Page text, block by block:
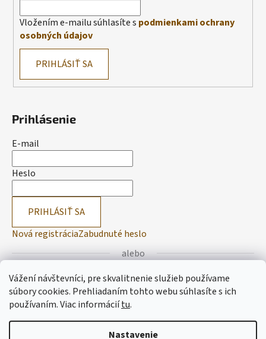
Vážení návštevníci, pre skvalitnenie služieb používame
súbory cookies. Prehliadaním tohto webu súhlasíte s ich
používaním.Viac informáciítu.
Nastavenie
Vložením e-mailu súhlasíte s podmienkami ochrany
osobných údajov
PRIHLÁSIŤ SA
Prihlásenie
E-mail
Heslo
PRIHLÁSIŤ SA
Nová registráciaZabudnuté heslo
alebo
Prihlásiť sa cez Facebook
Prihlásiť sa cez Google